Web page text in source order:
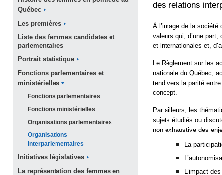
Québec
Les premières
Liste des femmes candidates et
parlementaires
Portrait statistique
Fonctions parlementaires et
ministérielles
Fonctions parlementaires
Fonctions ministérielles
Organisations parlementaires
Organisations
interparlementaires
Initiatives législatives
La représentation des femmes en
des relations
À l’image de la
valeurs qui, d’une
et internationales et,
Le Règlement sur les
nationale du Québec,
tend vers la parité
concept.
Par ailleurs, les
sujets étudiés ou
non exhaustive des
La
L’impact